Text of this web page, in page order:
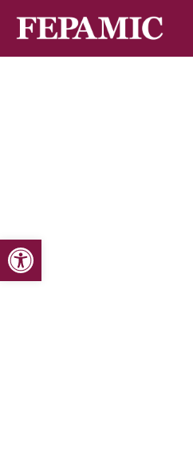
Abrir barra de
Inicio